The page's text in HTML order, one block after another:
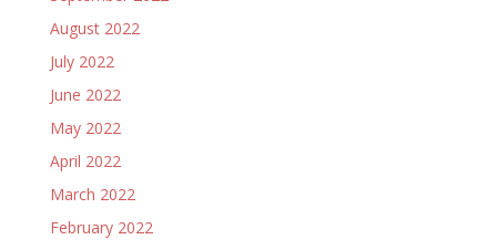
August 2022
July 2022
June 2022
May 2022
April 2022
March 2022
February 2022